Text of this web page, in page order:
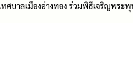
ทศบาลเมืองอ่างทอง ร่วมพิธีเจริญพระ